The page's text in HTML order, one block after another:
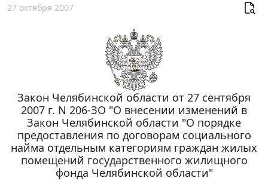
27 октября 2007
Закон Челябинской области от 27 сентября
2007 г. N 206-ЗО "О внесении изменений в
Закон Челябинской области "О порядке
предоставления по договорам социального
найма отдельным категориям граждан жилых
помещений государственного жилищного
фонда Челябинской области"